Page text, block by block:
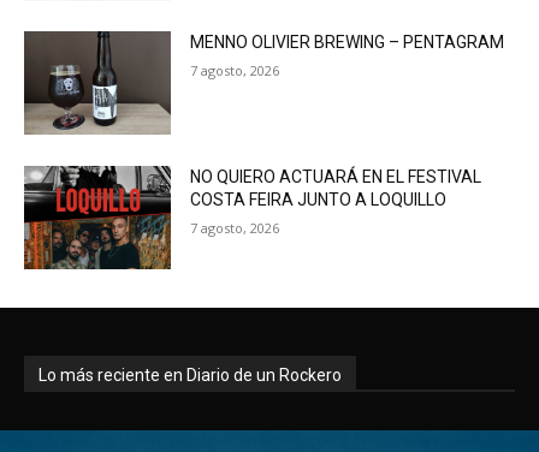
MENNO OLIVIER BREWING – PENTAGRAM
7 agosto, 2026
NO QUIERO ACTUARÁ EN EL FESTIVAL
COSTA FEIRA JUNTO A LOQUILLO
7 agosto, 2026
Lo más reciente en Diario de un Rockero